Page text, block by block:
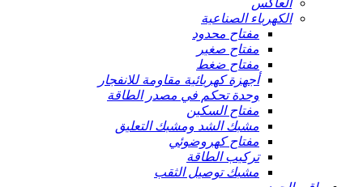
العاكس
الكهرباء الصناعية
مفتاح محدود
مفتاح صغير
مفتاح ضغط
أجهزة كهربائية مقاومة للانفجار
وحدة تحكم في مصدر الطاقة
مفتاح السكين
مشبك الشد ومشبك التعليق
مفتاح كهروضوئي
تركيب الطاقة
مشبك توصيل الثقب